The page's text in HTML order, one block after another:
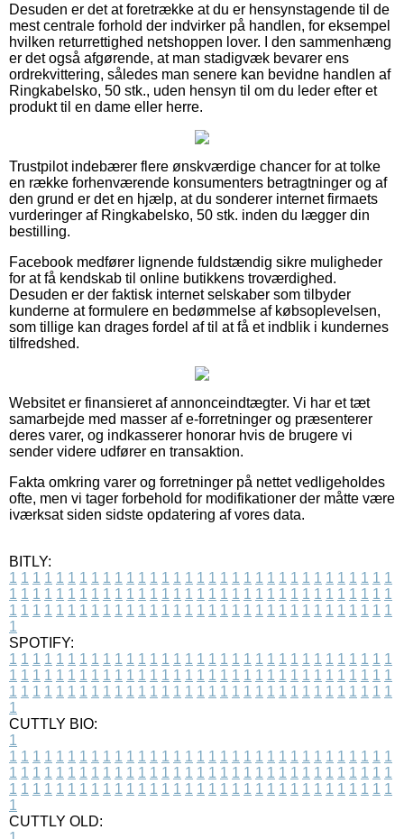
Desuden er det at foretrække at du er hensynstagende til de
mest centrale forhold der indvirker på handlen, for eksempel
hvilken returrettighed netshoppen lover. I den sammenhæng
er det også afgørende, at man stadigvæk bevarer ens
ordrekvittering, således man senere kan bevidne handlen af
Ringkabelsko, 50 stk., uden hensyn til om du leder efter et
produkt til en dame eller herre.
Trustpilot indebærer flere ønskværdige chancer for at tolke
en række forhenværende konsumenters betragtninger og af
den grund er det en hjælp, at du sonderer internet firmaets
vurderinger af Ringkabelsko, 50 stk. inden du lægger din
bestilling.
Facebook medfører lignende fuldstændig sikre muligheder
for at få kendskab til online butikkens troværdighed.
Desuden er der faktisk internet selskaber som tilbyder
kunderne at formulere en bedømmelse af købsoplevelsen,
som tillige kan drages fordel af til at få et indblik i kundernes
tilfredshed.
Websitet er finansieret af annonceindtægter. Vi har et tæt
samarbejde med masser af e-forretninger og præsenterer
deres varer, og indkasserer honorar hvis de brugere vi
sender videre udfører en transaktion.
Fakta omkring varer og forretninger på nettet vedligeholdes
ofte, men vi tager forbehold for modifikationer der måtte være
iværksat siden sidste opdatering af vores data.
BITLY:
1 1 1 1 1 1 1 1 1 1 1 1 1 1 1 1 1 1 1 1 1 1 1 1 1 1 1 1 1 1 1 1 1
1 1 1 1 1 1 1 1 1 1 1 1 1 1 1 1 1 1 1 1 1 1 1 1 1 1 1 1 1 1 1 1 1
1 1 1 1 1 1 1 1 1 1 1 1 1 1 1 1 1 1 1 1 1 1 1 1 1 1 1 1 1 1 1 1 1
1
SPOTIFY:
1 1 1 1 1 1 1 1 1 1 1 1 1 1 1 1 1 1 1 1 1 1 1 1 1 1 1 1 1 1 1 1 1
1 1 1 1 1 1 1 1 1 1 1 1 1 1 1 1 1 1 1 1 1 1 1 1 1 1 1 1 1 1 1 1 1
1 1 1 1 1 1 1 1 1 1 1 1 1 1 1 1 1 1 1 1 1 1 1 1 1 1 1 1 1 1 1 1 1
1
CUTTLY BIO:
1
1 1 1 1 1 1 1 1 1 1 1 1 1 1 1 1 1 1 1 1 1 1 1 1 1 1 1 1 1 1 1 1 1
1 1 1 1 1 1 1 1 1 1 1 1 1 1 1 1 1 1 1 1 1 1 1 1 1 1 1 1 1 1 1 1 1
1 1 1 1 1 1 1 1 1 1 1 1 1 1 1 1 1 1 1 1 1 1 1 1 1 1 1 1 1 1 1 1 1
1
CUTTLY OLD: